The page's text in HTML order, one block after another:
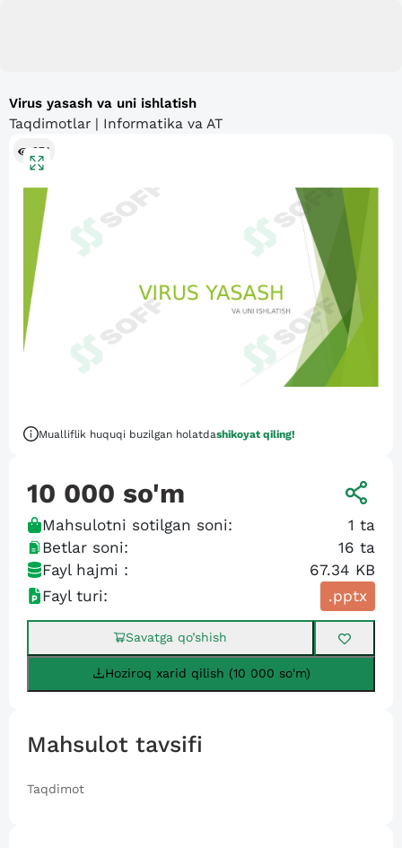
Virus yasash va uni ishlatish
Taqdimotlar | Informatika va AT
274
Mualliflik huquqi buzilgan holatdashikoyat qiling!
10 000 so'm
Mahsulotni sotilgan soni: 1 ta
Betlar soni:
16 ta
Fayl hajmi :
67.34 KB
Fayl turi:
.pptx
Savatga qo’shish
Hoziroq xarid qilish (10 000 so'm)
Mahsulot tavsifi
Taqdimot